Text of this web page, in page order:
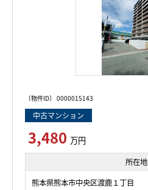
〔物件ID〕 0000015143
中古マンション
3,480 万円
所在地
熊本県熊本市中央区渡鹿１丁目